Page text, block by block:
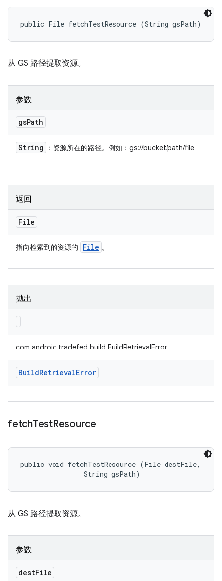
public File fetchTestResource (String gsPath)
从 GS 路径提取资源。
参数
gsPath
String ：资源所在的路径。例如：gs://bucket/path/file
返回
File
指向检索到的资源的 File 。
抛出
com.android.tradefed.build.BuildRetrievalError
BuildRetrievalError
fetchTestResource
public void fetchTestResource (File destFile,
                String gsPath)
从 GS 路径提取资源。
参数
destFile